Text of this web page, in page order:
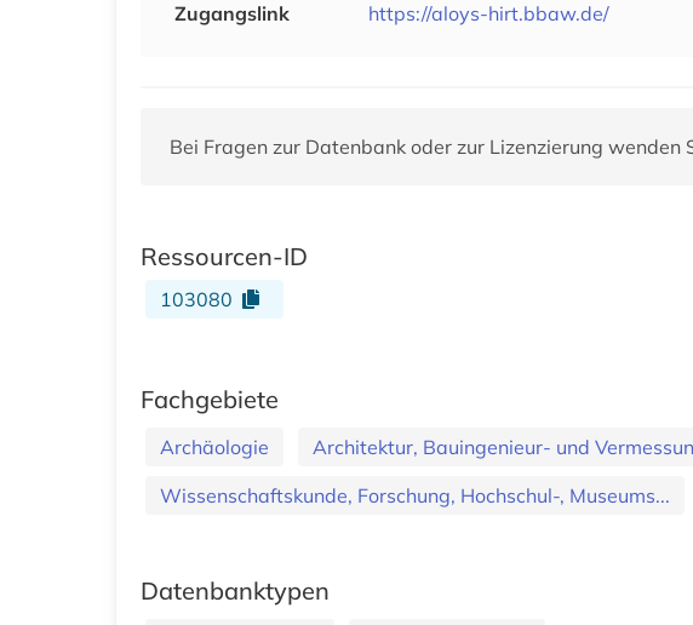
Zugangslink
https://aloys-hirt.bbaw.de/
Bei Fragen zur Datenbank oder zur Lizenzierung wenden
Ressourcen-ID
103080
Fachgebiete
Archäologie Architektur, Bauingenieur- und
Wissenschaftskunde, Forschung, Hochschul-, Museums...
Datenbanktypen